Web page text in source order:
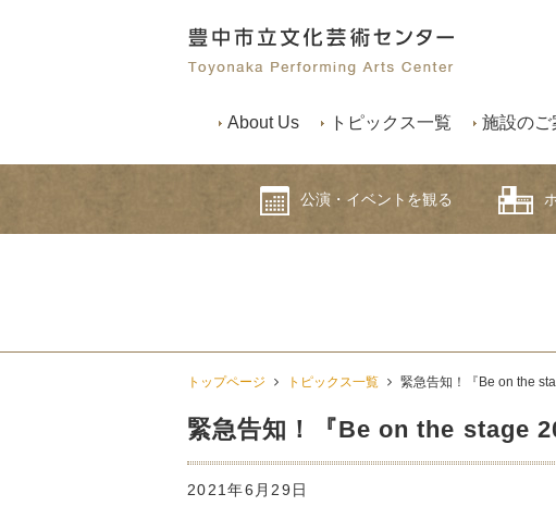
About Us トピックス一覧 施設のご
公演・イベントを観る
トップページ トピックス一覧 緊急告知！『Be on the
緊急告知！『Be on the stage
2021年6月29日